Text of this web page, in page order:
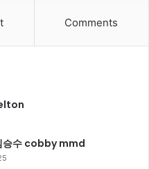
Comments
수 cobby mmd